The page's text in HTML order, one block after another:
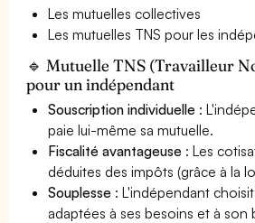
Les mutuelles collectives
Les mutuelles TNS pour les
🔹 Mutuelle TNS (Travailleur
pour un indépendant
Souscription individuelle :
paie lui-même sa mutuelle.
Fiscalité avantageuse : Les
déduites des impôts (grâce à la
Souplesse : L'indépendant
adaptées à ses besoins et à son